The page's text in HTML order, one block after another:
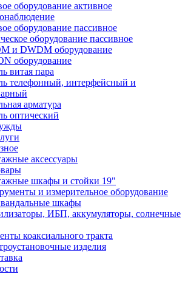
оборудование активное
оборудование пассивное
оборудование пассивное
и DWDM оборудование
оборудование
витая пара
телефонный, интерфейсный и
арматура
оптический
аксессуары
шкафы и стойки 19"
и измерительное оборудование
шкафы
ИБП, аккумуляторы, солнечные
коаксиального тракта
изделия